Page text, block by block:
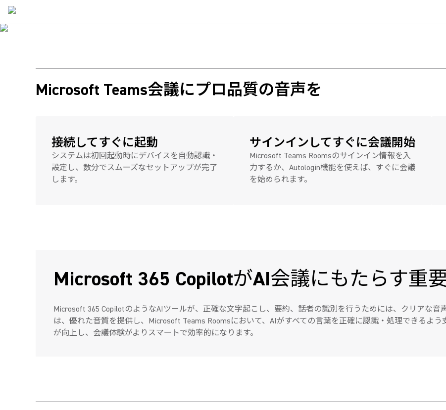
あらゆる会議に。
Microsoft Teams会議にプロ品質の音声を
接続してすぐに起動
システムは初回起動時にデバイスを自動認識・
設定し、数分でスムーズなセットアップが完了
します。
サインインしてすぐに会議開始
Microsoft Teams Roomsのサインイン情報を入
力するか、Autologin機能を使えば、すぐに会議
を始められます。
Microsoft 365 CopilotがAI会議にもたらす重
Microsoft 365 CopilotのようなAIツールが、正確な文字起こし、要約、話者の識別を行うためには、クリアな音
は、優れた音質を提供し、Microsoft Teams Roomsにおいて、AIがすべての言葉を正確に認識・処理できるよ
が向上し、会議体験がよりスマートで効率的になります。